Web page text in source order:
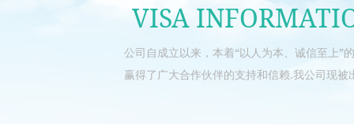
VISA
公司自成立以来，本着“以人为本、诚信至上”
赢得了广大合作伙伴的支持和信赖.我公司现